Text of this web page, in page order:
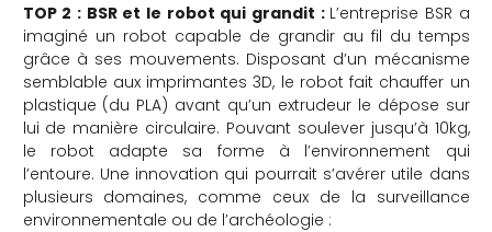
TOP 2 : BSR et le robot qui grandit : L’entreprise BSR a
imaginé un robot capable de grandir au fil du temps
grâce à ses mouvements. Disposant d’un mécanisme
semblable aux imprimantes 3D, le robot fait chauffer un
plastique (du PLA) avant qu’un extrudeur le dépose sur
lui de manière circulaire. Pouvant soulever jusqu’à 10kg,
le robot adapte sa forme à l’environnement qui
l’entoure. Une innovation qui pourrait s’avérer utile dans
plusieurs domaines, comme ceux de la surveillance
environnementale ou de l’archéologie :